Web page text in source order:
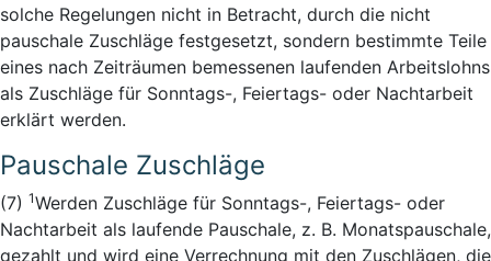
solche Regelungen nicht in Betracht, durch die nicht
pauschale Zuschläge festgesetzt, sondern bestimmte Teile
eines nach Zeiträumen bemessenen laufenden Arbeitslohns
als Zuschläge für Sonntags-, Feiertags- oder Nachtarbeit
erklärt werden.
Pauschale Zuschläge
(7) 1Werden Zuschläge für Sonntags-, Feiertags- oder
Nachtarbeit als laufende Pauschale, z. B. Monatspauschale,
gezahlt und wird eine Verrechnung mit den Zuschlägen, die